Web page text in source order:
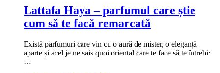
Lattafa Haya – parfumul care știe
cum să te facă remarcată
Există parfumuri care vin cu o aură de mister, o eleganță
aparte și acel je ne sais quoi oriental care te face să te întrebi:
…